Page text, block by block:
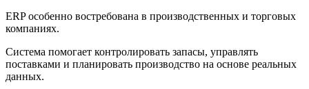
ERP особенно востребована в производственных и торговых
компаниях.
Система помогает контролировать запасы, управлять
поставками и планировать производство на основе реальных
данных.